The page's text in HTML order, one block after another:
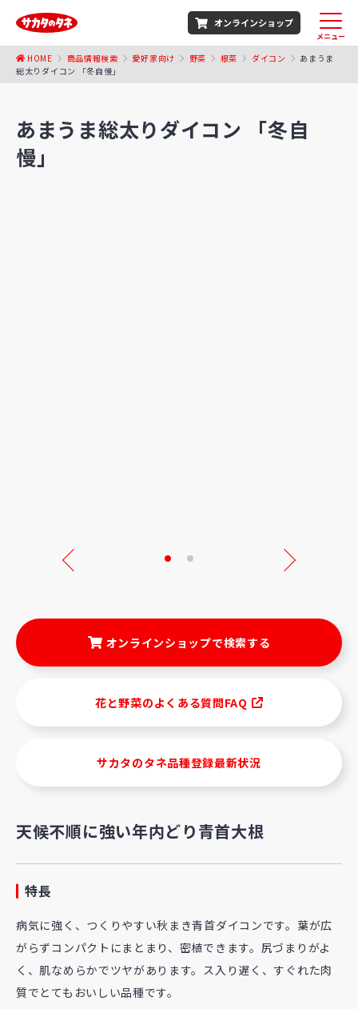
オンラインショップ
メニュー
HOME 商品情報検索 愛好家向け 野菜 根菜 ダイコン
あまうま
総太りダイコン 「冬自慢」
あまうま総太りダイコン 「冬自
慢」
Next
オンラインショップで検索する
花と野菜のよくある質問FAQ
サカタのタネ品種登録最新状況
天候不順に強い年内どり青首大根
特長
病気に強く、つくりやすい秋まき青首ダイコンです。葉が広
がらずコンパクトにまとまり、密植できます。尻づまりがよ
く、肌なめらかでツヤがあります。ス入り遅く、すぐれた肉
質でとてもおいしい品種です。